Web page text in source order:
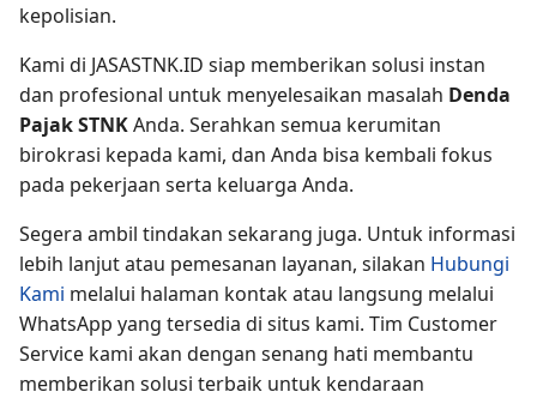
kepolisian.
Kami di JASASTNK.ID siap memberikan solusi instan
dan profesional untuk menyelesaikan masalah Denda
Pajak STNKAnda. Serahkan semua kerumitan
birokrasi kepada kami, dan Anda bisa kembali fokus
pada pekerjaan serta keluarga Anda.
Segera ambil tindakan sekarang juga. Untuk informasi
lebih lanjut atau pemesanan layanan, silakan Hubungi
Kami melalui halaman kontak atau langsung melalui
WhatsApp yang tersedia di situs kami. Tim Customer
Service kami akan dengan senang hati membantu
memberikan solusi terbaik untuk kendaraan